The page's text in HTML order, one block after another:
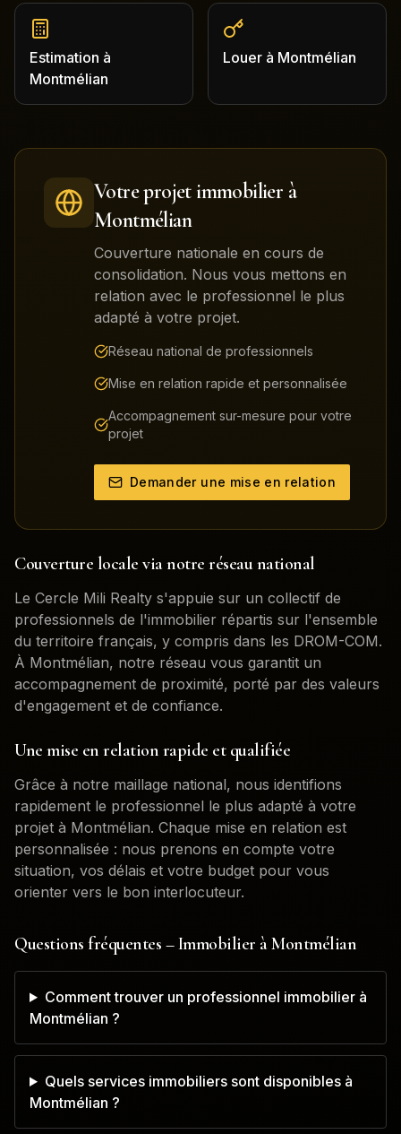
Estimation à
Montmélian
Louer à Montmélian
Votre projet immobilier à
Montmélian
Couverture nationale en cours de
consolidation. Nous vous mettons en
relation avec le professionnel le plus
adapté à votre projet.
Réseau national de professionnels
Mise en relation rapide et personnalisée
Accompagnement sur-mesure pour votre
projet
Demander une mise en relation
Couverture locale via notre réseau national
Le Cercle Mili Realty s'appuie sur un collectif de
professionnels de l'immobilier répartis sur l'ensemble
du territoire français, y compris dans les DROM-COM.
À Montmélian, notre réseau vous garantit un
accompagnement de proximité, porté par des valeurs
d'engagement et de confiance.
Une mise en relation rapide et qualifiée
Grâce à notre maillage national, nous identifions
rapidement le professionnel le plus adapté à votre
projet à Montmélian. Chaque mise en relation est
personnalisée : nous prenons en compte votre
situation, vos délais et votre budget pour vous
orienter vers le bon interlocuteur.
Questions fréquentes – Immobilier àMontmélian
Comment trouver un professionnel immobilier à
Montmélian ?
Quels services immobiliers sont disponibles à
Montmélian ?